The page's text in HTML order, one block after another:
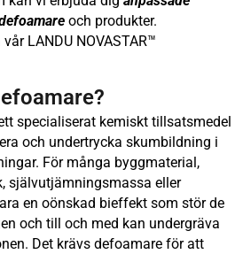
och produkter.
LANDU NOVASTAR™
specialiserat kemiskt tillsatsmedel
och undertrycka skumbildning i
För många byggmaterial,
självutjämningsmassa eller
en oönskad bieffekt som stör de
och till och med kan undergräva
Det krävs defoamare för att